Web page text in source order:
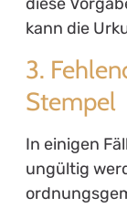
kann die
3.
Stempel
In einigen
ungültig